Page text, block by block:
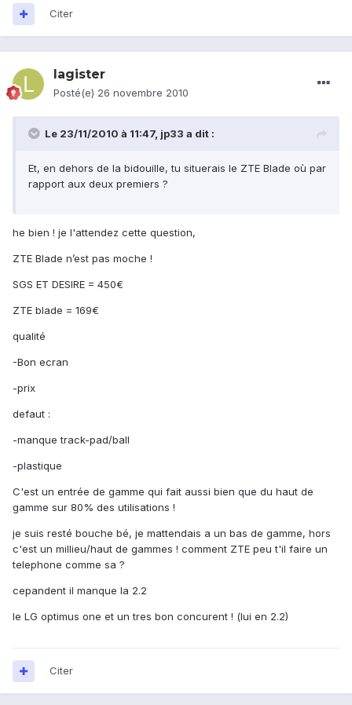
Citer
lagister
Posté(e) 26 novembre 2010
Le 23/11/2010 à 11:47, jp33 a dit :
Et, en dehors de la bidouille, tu situerais le ZTE Blade où par
rapport aux deux premiers ?
he bien ! je l'attendez cette question,
ZTE Blade n’est pas moche !
SGS ET DESIRE = 450€
ZTE blade = 169€
qualité
-Bon ecran
-prix
defaut :
-manque track-pad/ball
-plastique
C'est un entrée de gamme qui fait aussi bien que du haut de
gamme sur 80% des utilisations !
je suis resté bouche bé, je mattendais a un bas de gamme, hors
c'est un millieu/haut de gammes ! comment ZTE peu t'il faire un
telephone comme sa ?
cepandent il manque la 2.2
le LG optimus one et un tres bon concurent ! (lui en 2.2)
Citer